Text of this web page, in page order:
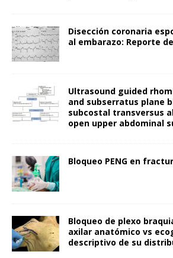
Disección coronaria
al embarazo: Reporte
Ultrasound guided
and subserratus plane
subcostal transversus
open upper abdominal
Bloqueo PENG en
Bloqueo de plexo
axilar anatómico vs
descriptivo de su